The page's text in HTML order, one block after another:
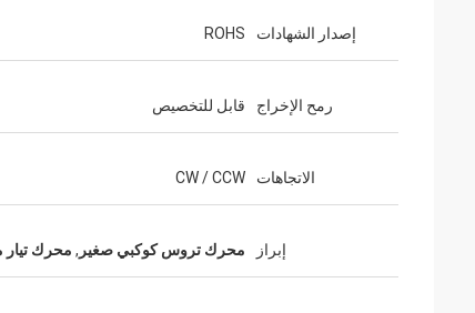
إصدار الشهادات ROHS
رمح الإخراج قابل للتخصيص
الاتجاهات CW / CCW
إبراز محرك تروس كوكبي صغير , محرك تيار